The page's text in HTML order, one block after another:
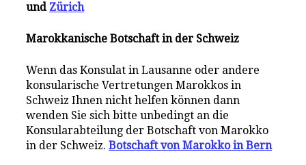
und Zürich
Marokkanische Botschaft inder Schweiz
Wenn das Konsulat in Lausanne oder andere
konsularische Vertretungen Marokkos in
Schweiz Ihnen nicht helfen können dann
wenden Sie sich bitte unbedingt an die
Konsularabteilung der Botschaft von Marokko
in der Schweiz.Botschaft von Marokko in Bern